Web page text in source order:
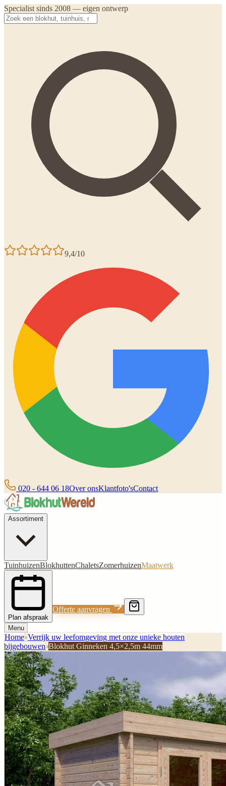
Specialist sinds 2008 — eigen ontwerp
9,4/10
020 - 644 06 18Over onsKlantfoto'sContact
Assortiment
TuinhuizenBlokhuttenChaletsZomerhuizenMaatwerk
Plan afspraak
Offerte aanvragen
Menu
Home›Verrijk uw leefomgeving met onze unieke houten
bijgebouwen›Blokhut Ginneken 4,5×2,5m 44mm